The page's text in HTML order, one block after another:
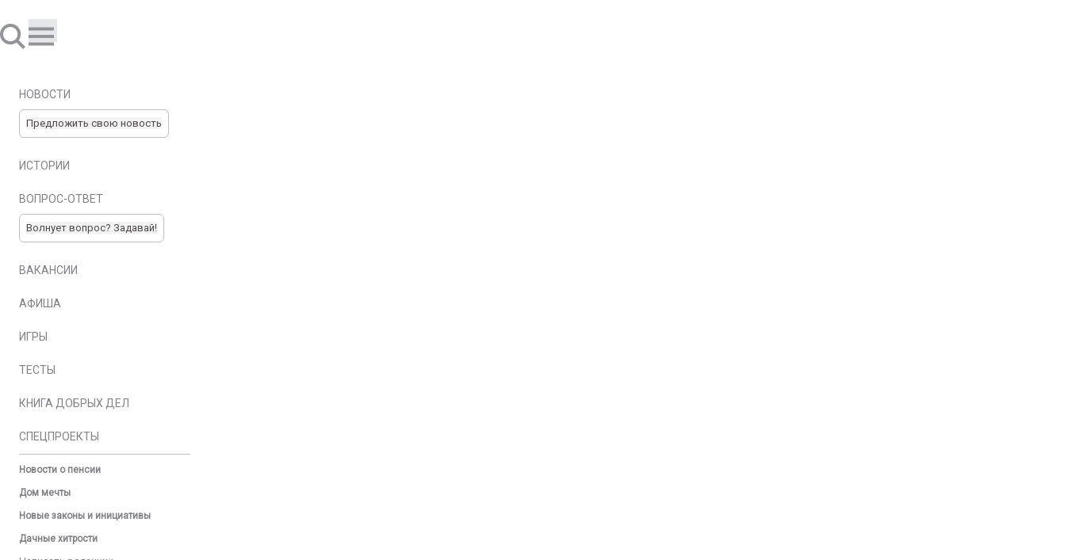
НОВОСТИ
Предложить свою новость
ИСТОРИИ
ВОПРОС-ОТВЕТ
Волнует вопрос? Задавай!
ВАКАНСИИ
АФИША
ИГРЫ
ТЕСТЫ
КНИГА ДОБРЫХ ДЕЛ
СПЕЦПРОЕКТЫ
Новости о пенсии
Дом мечты
Новые законы и инициативы
Дачные хитрости